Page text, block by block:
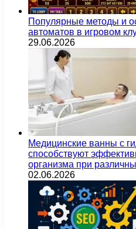
Популярные методы и
автоматов в игровом
29.06.2026
Медицинские ванны с
способствуют
организма при
02.06.2026